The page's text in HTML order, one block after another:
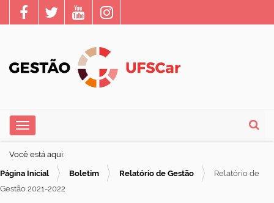
Busca
e
g
Toggle navigation
Você está aqui:
Página Inicial Boletim Relatório de Gestão
Relatório de
Gestão 2021-2022